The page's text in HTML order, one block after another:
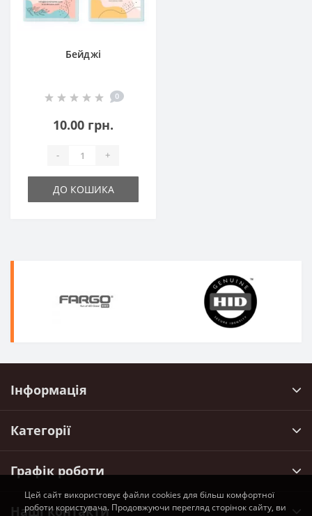
Бейджі
0
10.00 грн.
- +
ДО КОШИКА
Інформація
Категорії
Графік роботи
Наші контакти
Цей сайт використовує файли cookies для більш комфортної
роботи користувача. Продовжуючи перегляд сторінок сайту, ви